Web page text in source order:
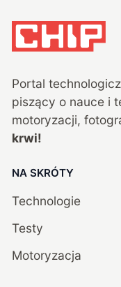
Portal
piszący o nauce i
motoryzacji,
krwi!
NA SKRÓTY
Technologie
Testy
Motoryzacja